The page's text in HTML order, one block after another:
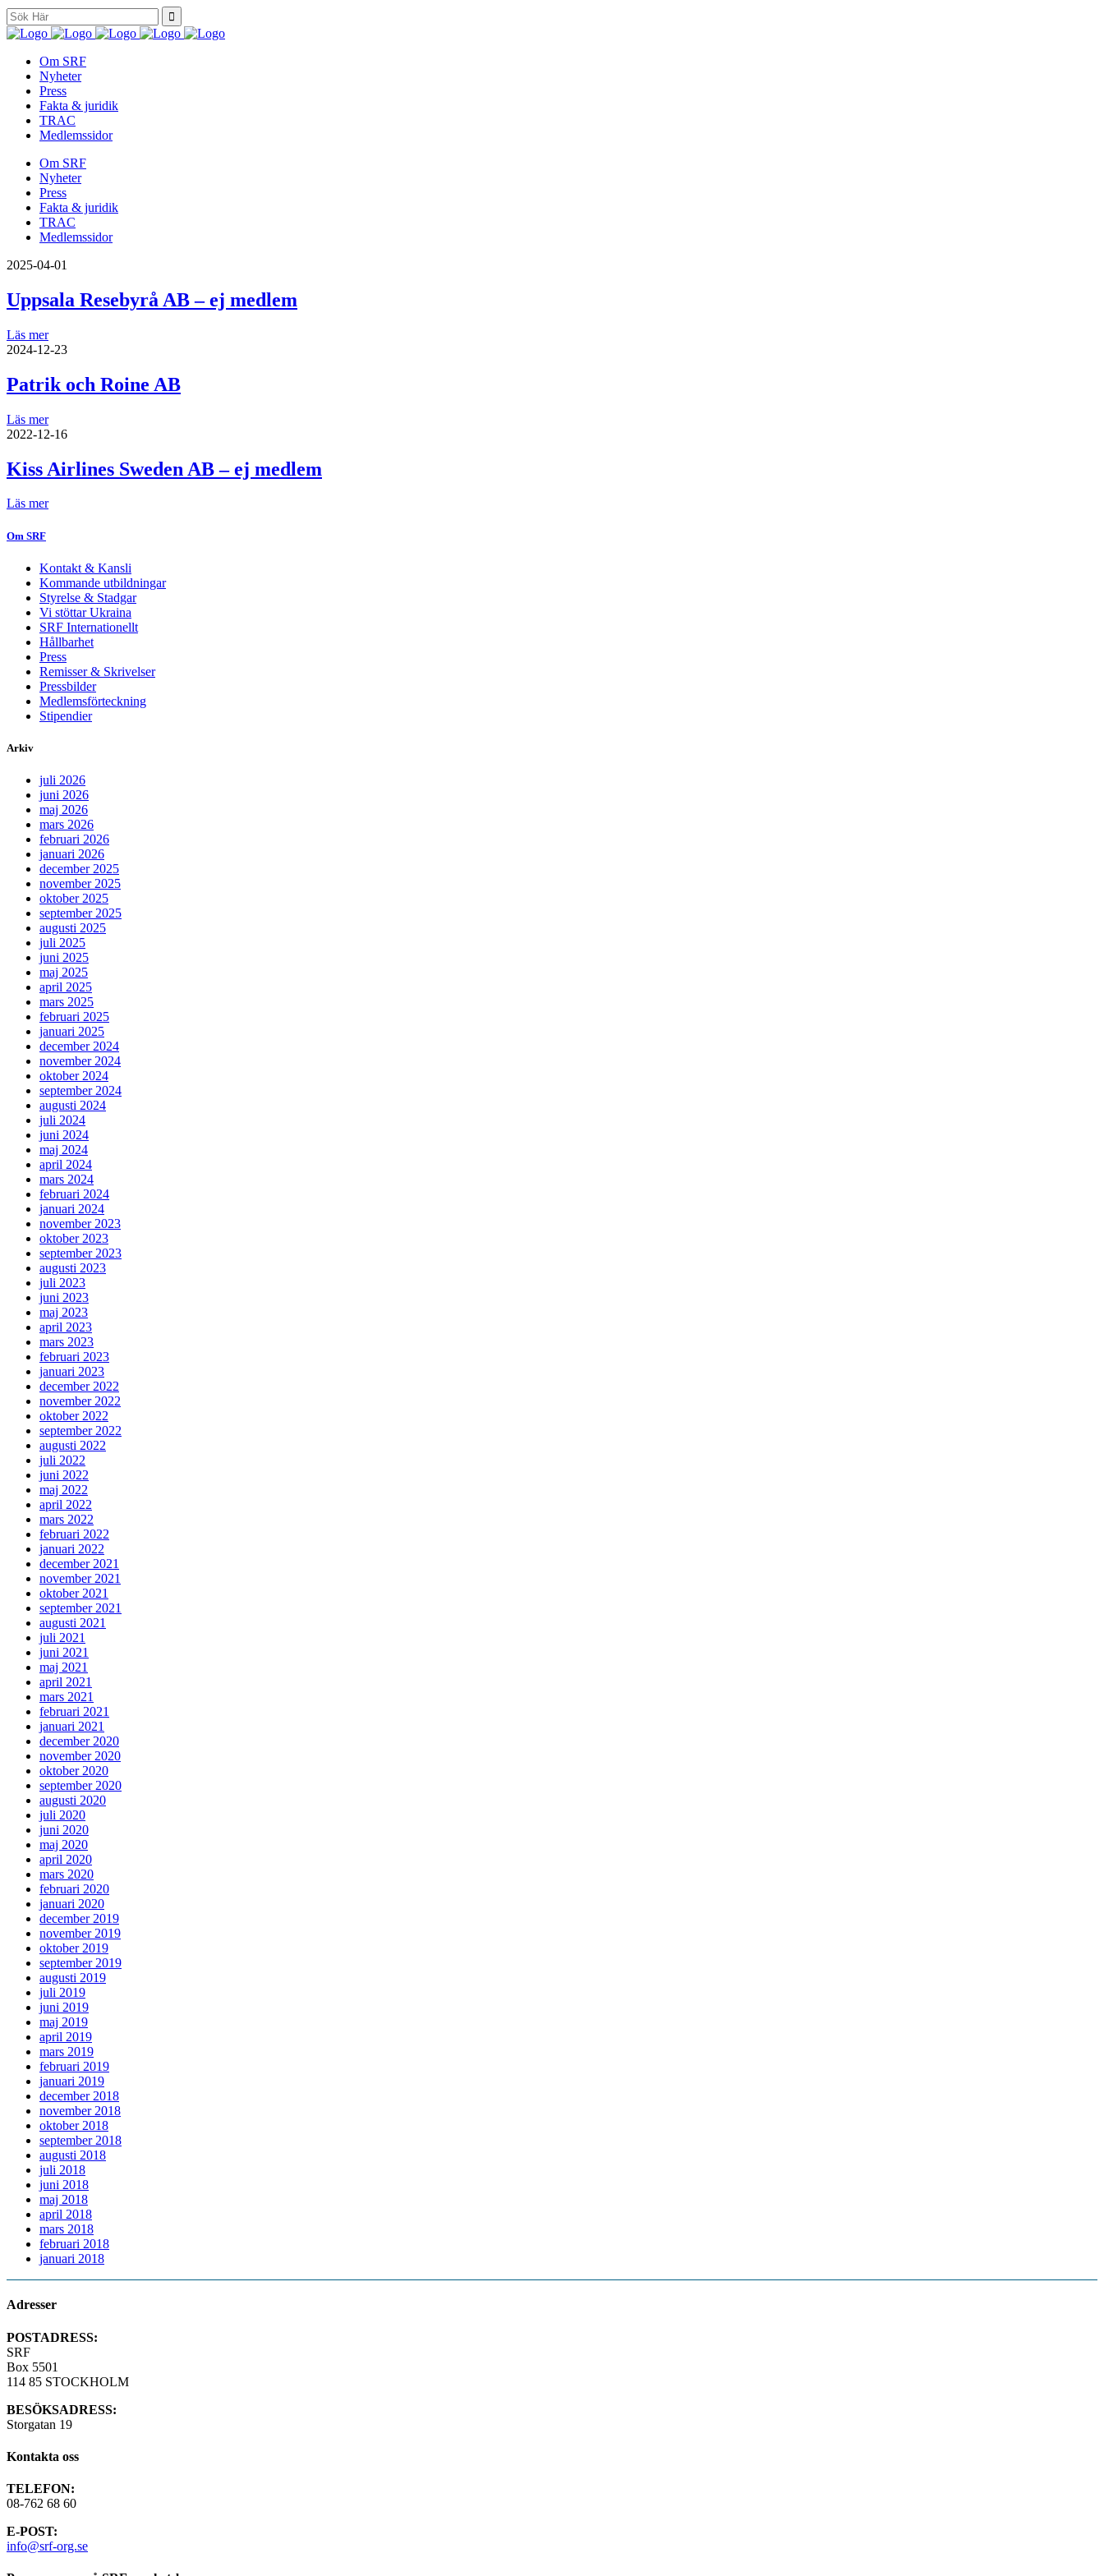
Search
for:
Om SRF
Nyheter
Press
Fakta & juridik
TRAC
Medlemssidor
Om SRF
Nyheter
Press
Fakta & juridik
TRAC
Medlemssidor
2025-04-01
Uppsala Resebyrå AB – ej medlem
Läs mer
2024-12-23
Patrik och Roine AB
Läs mer
2022-12-16
Kiss Airlines Sweden AB – ej medlem
Läs mer
Om SRF
Kontakt & Kansli
Kommande utbildningar
Styrelse & Stadgar
Vi stöttar Ukraina
SRF Internationellt
Hållbarhet
Press
Remisser & Skrivelser
Pressbilder
Medlemsförteckning
Stipendier
Arkiv
juli 2026
juni 2026
maj 2026
mars 2026
februari 2026
januari 2026
december 2025
november 2025
oktober 2025
september 2025
augusti 2025
juli 2025
juni 2025
maj 2025
april 2025
mars 2025
februari 2025
januari 2025
december 2024
november 2024
oktober 2024
september 2024
augusti 2024
juli 2024
juni 2024
maj 2024
april 2024
mars 2024
februari 2024
januari 2024
november 2023
oktober 2023
september 2023
augusti 2023
juli 2023
juni 2023
maj 2023
april 2023
mars 2023
februari 2023
januari 2023
december 2022
november 2022
oktober 2022
september 2022
augusti 2022
juli 2022
juni 2022
maj 2022
april 2022
mars 2022
februari 2022
januari 2022
december 2021
november 2021
oktober 2021
september 2021
augusti 2021
juli 2021
juni 2021
maj 2021
april 2021
mars 2021
februari 2021
januari 2021
december 2020
november 2020
oktober 2020
september 2020
augusti 2020
juli 2020
juni 2020
maj 2020
april 2020
mars 2020
februari 2020
januari 2020
december 2019
november 2019
oktober 2019
september 2019
augusti 2019
juli 2019
juni 2019
maj 2019
april 2019
mars 2019
februari 2019
januari 2019
december 2018
november 2018
oktober 2018
september 2018
augusti 2018
juli 2018
juni 2018
maj 2018
april 2018
mars 2018
februari 2018
januari 2018
Adresser
POSTADRESS:
SRF
Box 5501
114 85 STOCKHOLM
BESÖKSADRESS:
Storgatan 19
Kontakta oss
TELEFON:
08-762 68 60
E-POST:
info@srf-org.se